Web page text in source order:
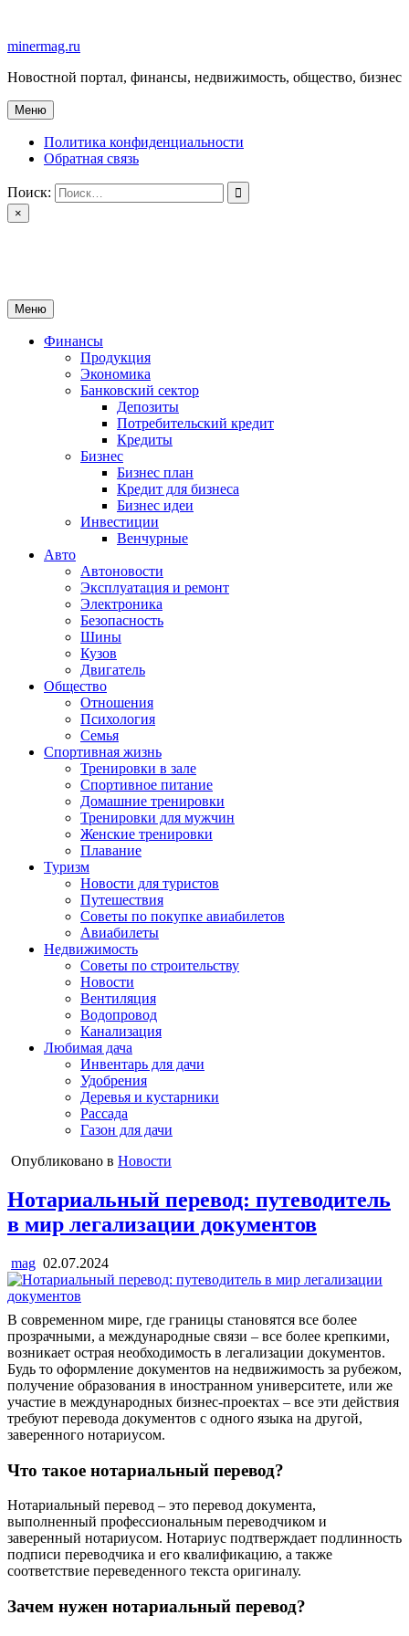
содержимому
minermag.ru
Новостной портал, финансы, недвижимость, общество, бизнес
Меню
Политика конфиденциальности
Обратная связь
Поиск:
×
Меню
Финансы
Продукция
Экономика
Банковский сектор
Депозиты
Потребительский кредит
Кредиты
Бизнес
Бизнес план
Кредит для бизнеса
Бизнес идеи
Инвестиции
Венчурные
Авто
Автоновости
Эксплуатация и ремонт
Электроника
Безопасность
Шины
Кузов
Двигатель
Общество
Отношения
Психология
Семья
Спортивная жизнь
Тренировки в зале
Спортивное питание
Домашние тренировки
Тренировки для мужчин
Женские тренировки
Плавание
Туризм
Новости для туристов
Путешествия
Советы по покупке авиабилетов
Авиабилеты
Недвижимость
Советы по строительству
Новости
Вентиляция
Водопровод
Канализация
Любимая дача
Инвентарь для дачи
Удобрения
Деревья и кустарники
Рассада
Газон для дачи
Опубликовано в Новости
Нотариальный перевод: путеводитель
в мир легализации документов
mag 02.07.2024
В современном мире, где границы становятся все более
прозрачными, а международные связи – все более крепкими,
возникает острая необходимость в легализации документов.
Будь то оформление документов на недвижимость за рубежом,
получение образования в иностранном университете, или же
участие в международных бизнес-проектах – все эти действия
требуют перевода документов с одного языка на другой,
заверенного нотариусом.
Что такое нотариальный перевод?
Нотариальный перевод – это перевод документа,
выполненный профессиональным переводчиком и
заверенный нотариусом. Нотариус подтверждает подлинность
подписи переводчика и его квалификацию, а также
соответствие переведенного текста оригиналу.
Зачем нужен нотариальный перевод?